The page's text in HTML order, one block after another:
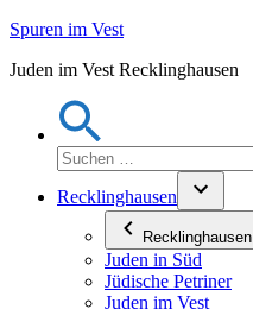
Zum
springen
Spuren im Vest
Juden im Vest Recklinghausen
Suchen
nach:
Recklinghausen
Recklinghausen
Juden in Süd
Jüdische Petriner
Juden im Vest